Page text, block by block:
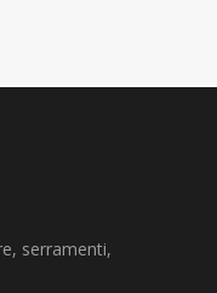
serramenti,